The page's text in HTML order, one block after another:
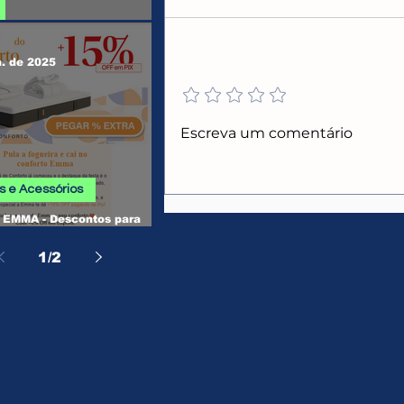
EMMA - Descontos para
e Acessórios
de 2025
1/2
CUPONS E PROMOÇÕES
Escreva um comentário